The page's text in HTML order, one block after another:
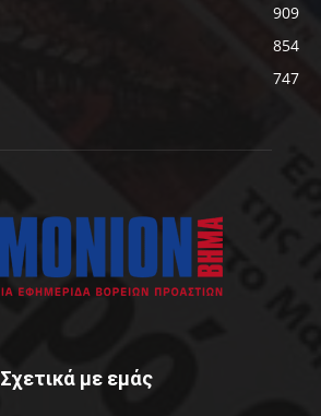
909
854
747
Σχετικά με εμάς